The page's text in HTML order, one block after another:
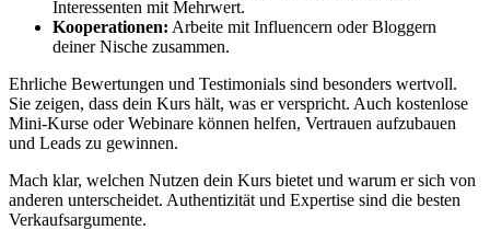
Interessenten mit Mehrwert.
Kooperationen: Arbeite mit Influencern oder Bloggern
deiner Nische zusammen.
Ehrliche Bewertungen und Testimonials sind besonders wertvoll.
Sie zeigen, dass dein Kurs hält, was er verspricht. Auch kostenlose
Mini-Kurse oder Webinare können helfen, Vertrauen aufzubauen
und Leads zu gewinnen.
Mach klar, welchen Nutzen dein Kurs bietet und warum er sich von
anderen unterscheidet. Authentizität und Expertise sind die besten
Verkaufsargumente.